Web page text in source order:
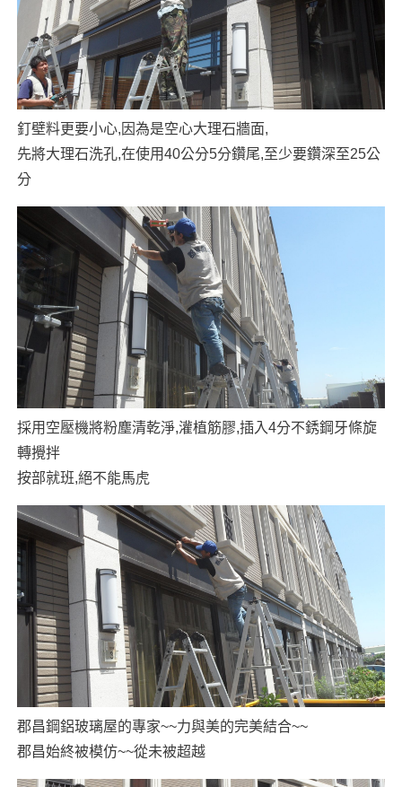
釘壁料更要小心,因為是空心大理石牆面,
先將大理石洗孔,在使用40公分5分鑽尾,至少要鑽深至25公
分
採用空壓機將粉塵清乾淨,灌植筋膠,插入4分不銹鋼牙條旋
轉攪拌
按部就班,絕不能馬虎
郡昌鋼鋁玻璃屋的專家~~力與美的完美結合~~
郡昌始終被模仿~~從未被超越